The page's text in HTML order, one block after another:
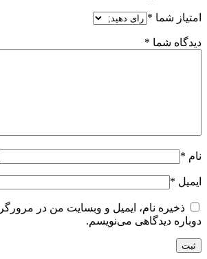
امتیاز شما *
دیدگاه شما *
نام *
ایمیل *
ذخیره نام، ایمیل و وبسایت من در
دوباره دیدگاهی می‌نویسم.